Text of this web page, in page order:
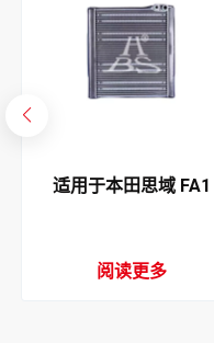
适用于本田思域 FA1
阅读更多